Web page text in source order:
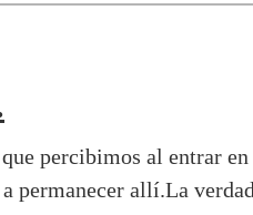
percibimos al entrar
allí.La